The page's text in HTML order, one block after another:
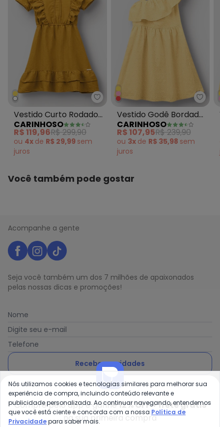
Carinhoso - Vestido Curto
Vestido Curto Rodado
com Babado Amarelo
Mostarda
CARINHOSO
R$ 119,96R$ 299,90
ou 4x de R$ 29,99 sem
juros
Vestido Godê Bordado
Amarelo
CARINHOSO
R$ 107,95R$ 239,90
ou 3x de R$ 35,98 sem
juros
Você também pode gostar
Acompanhe a gente
Seja você também um dos 7 milhões de apaixonados
pelas nossas dicas e promoções!
Nome
Digite seu e-mail
Telefone
Receber novidades
Ao enviar o cadastro, você concorda com a nossa Política
de Privacidade
Compre pelo app e ganhe12% OFF + frete grátis
na sua primeira compra
Nós utilizamos cookies e tecnologias similares para melhorar sua
experiência de compra, incluindo conteúdo relevante e
publicidade personalizada. Ao continuar navegando, entendemos
que você está ciente e concorda com a nossa Política de
Privacidadepara saber mais.